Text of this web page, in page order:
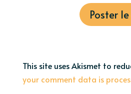
This site uses Akismet to
your comment data is